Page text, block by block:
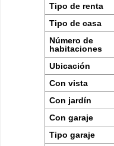
Tipo de renta
Tipo de casa
Número de
habitaciones
Ubicación
Con vista
Con jardín
Con garaje
Tipo garaje